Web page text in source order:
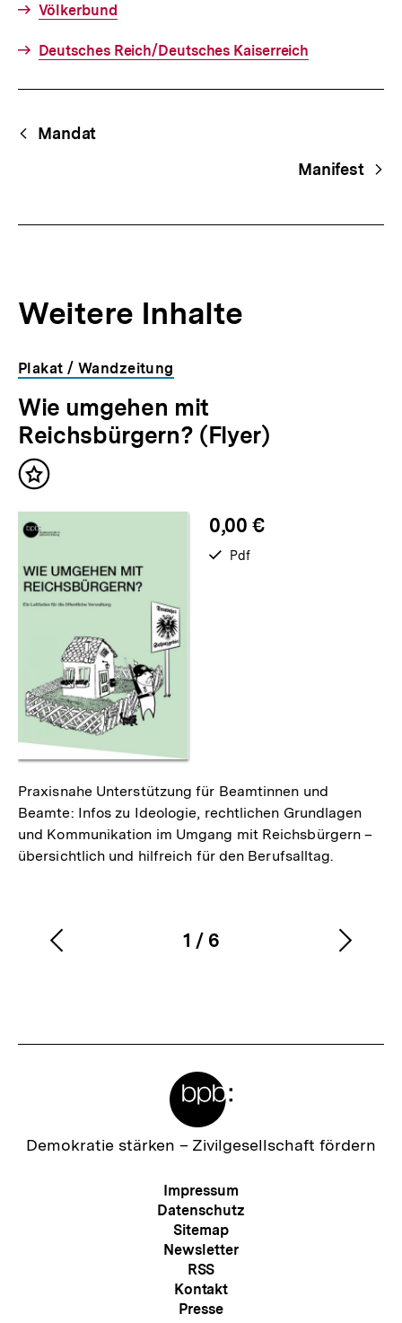
Völkerbund
Deutsches Reich/Deutsches Kaiserreich
Begriffsnavigation
Content-
Navigation
Mandat
Manifest
Weitere Inhalte
Inhaltskarousell
für
weitere
Inhalte
Inhaltskarussell
überspringen
Plakat / Wandzeitung
Wie umgehen mit
Reichsbürgern? (Flyer)
Inhalt
0,00 €
verfügbar
Pdf
Praxisnahe Unterstützung für Beamtinnen und
Beamte: Infos zu Ideologie, rechtlichen Grundlagen
und Kommunikation im Umgang mit Reichsbürgern –
übersichtlich und hilfreich für den Berufsalltag.
Karussellinhalt
1
von
/ 6
Vorherigen
Zur
Demokratie stärken – Zivilgesellschaft fördern
Meta-
Navigation
Impressum
Datenschutz
Sitemap
Newsletter
RSS
Kontakt
Presse